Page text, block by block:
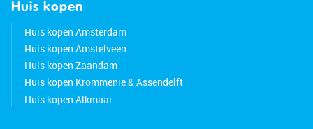
Huis kopen
Huis kopen Amsterdam
Huis kopen Amstelveen
Huis kopen Zaandam
Huis kopen Krommenie & Assendelft
Huis kopen Alkmaar